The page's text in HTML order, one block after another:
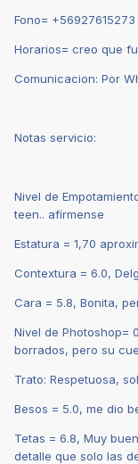
Fono= ‪+56927615273‬‪
Horarios= creo que
Comunicacion: Por
Notas servicio:
Nivel de
teen.. afírmense
Estatura = 1,70
Contextura = 6.0,
Cara = 5.8, Bonita,
Nivel de Photoshop=
borrados, pero su
Trato: Respetuosa,
Besos = 5.0, me dio
Tetas = 6.8, Muy
detalle que solo las